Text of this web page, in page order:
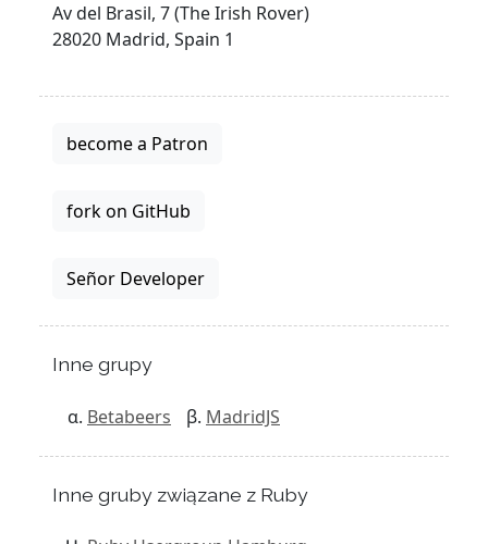
Av del Brasil, 7 (The Irish Rover)
28020 Madrid, Spain 1
become a Patron
fork on GitHub
Señor Developer
Inne grupy
Betabeers MadridJS
Inne gruby związane z Ruby